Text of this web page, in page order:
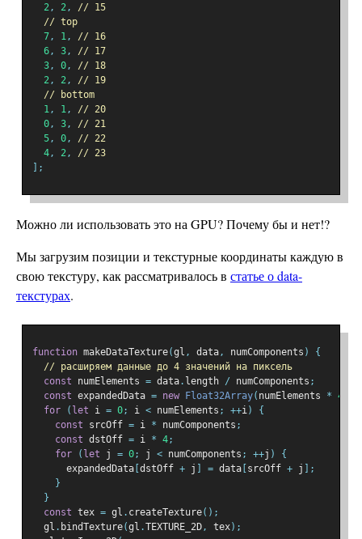
2, 2,
// 15
// top
7, 1,
// 16
6, 3,
// 17
3, 0,
// 18
2, 2,
// 19
// bottom
1, 1,
// 20
0, 3,
// 21
5, 0,
// 22
4, 2,
// 23
];
Можно ли использовать это на GPU? Почему бы и нет!?
Мы загрузим позиции и текстурные координаты каждую в
свою текстуру, как рассматривалось в статье о data-
текстурах.
function makeDataTexture(gl , data, numComponents )
{
// расширяем данные до 4 значений на пиксель
const numElements = data. length / numComponents ;
const expandedData = new Float32Array( numElements * 4
for
( let i = 0; i < numElements ; ++i)
{
const srcOff = i * numComponents ;
const dstOff = i * 4;
for
( let j = 0; j < numComponents ; ++j )
{
      expandedData
dstOff + j = data srcOff + j
];
}
}
const tex = gl . createTexture();
  gl
. bindTexture(gl .TEXTURE_2D, tex);